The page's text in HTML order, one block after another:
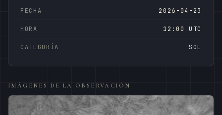
FECHA 2026-04-23
HORA 12:00 UTC
CATEGORÍA SOL
IMÁGENES DE LA OBSERVACIÓN